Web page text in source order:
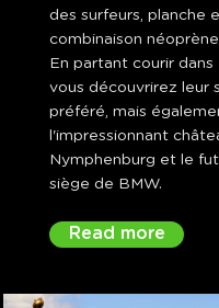
des surfeurs, planche
combinaison néoprène
En partant courir dans
vous découvrirez leur
préféré, mais
l'impressionnant
Nymphenburg et le
siège de BMW.
Read more